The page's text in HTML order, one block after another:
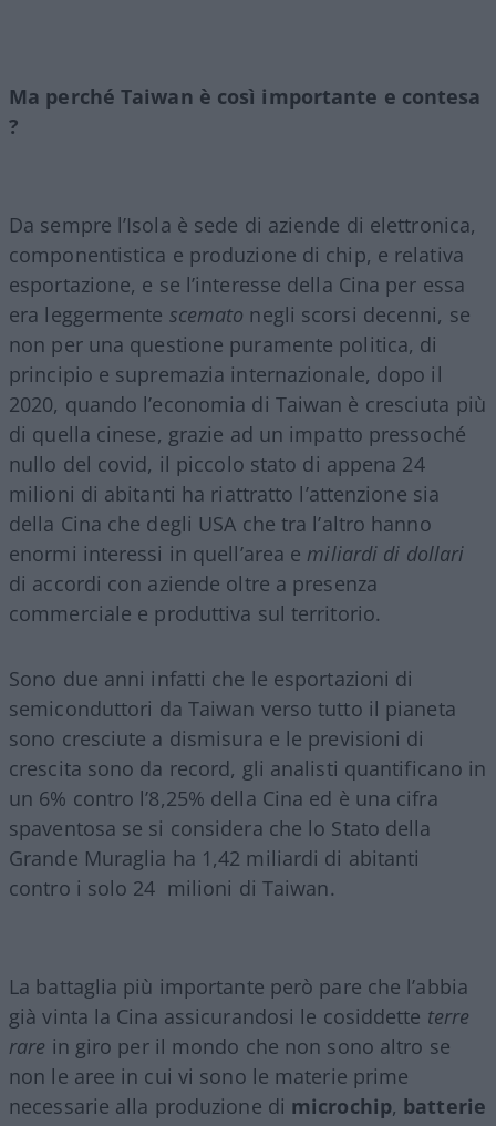
Ma perché Taiwan è così importante e contesa
?
Da sempre l’Isola è sede di aziende di elettronica,
componentistica e produzione di chip, e relativa
esportazione, e se l’interesse della Cina per essa
era leggermente scemato negli scorsi decenni, se
non per una questione puramente politica, di
principio e supremazia internazionale, dopo il
2020, quando l’economia di Taiwan è cresciuta più
di quella cinese, grazie ad un impatto pressoché
nullo del covid, il piccolo stato di appena 24
milioni di abitanti ha riattratto l’attenzione sia
della Cina che degli USA che tra l’altro hanno
enormi interessi in quell’area e miliardi di dollari
di accordi con aziende oltre a presenza
commerciale e produttiva sul territorio.
Sono due anni infatti che le esportazioni di
semiconduttori da Taiwan verso tutto il pianeta
sono cresciute a dismisura e le previsioni di
crescita sono da record, gli analisti quantificano in
un 6% contro l’8,25% della Cina ed è una cifra
spaventosa se si considera che lo Stato della
Grande Muraglia ha 1,42 miliardi di abitanti
contro i solo 24 milioni di Taiwan.
La battaglia più importante però pare che l’abbia
già vinta la Cina assicurandosi le cosiddette terre
rare in giro per il mondo che non sono altro se
non le aree in cui vi sono le materie prime
necessarie alla produzione di microchip, batterie